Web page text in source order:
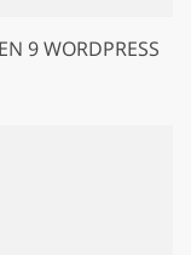
9 WORDPRESS